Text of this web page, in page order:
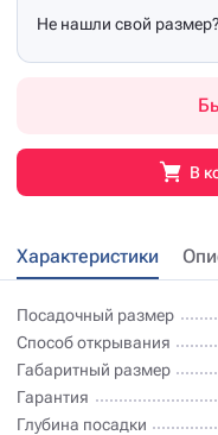
Не нашли свой размер?
В
Характеристики
Посадочный размер
Способ открывания
Габаритный размер
Гарантия
Глубина посадки